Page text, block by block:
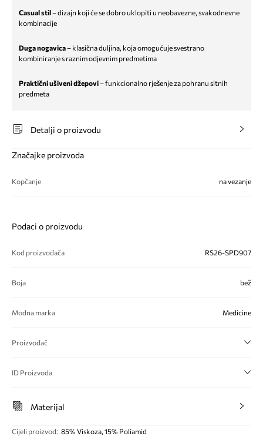
Casual stil– dizajn koji će se dobro uklopiti u neobavezne, svakodnevne
kombinacije
Duga nogavica– klasična duljina, koja omogućuje svestrano
kombiniranje s raznim odjevnim predmetima
Praktični ušiveni džepovi– funkcionalno rješenje za pohranu sitnih
predmeta
Detalji o proizvodu
Značajke proizvoda
Kopčanje na vezanje
Podaci o proizvodu
Kod proizvođača RS26-SPD907
Boja bež
Modna marka Medicine
Proizvođač
ID Proizvoda
Materijal
Cijeli proizvod: 85% Viskoza, 15% Poliamid